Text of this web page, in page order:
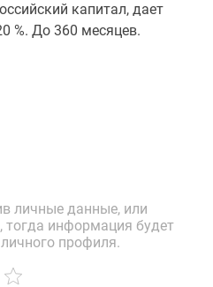
капитал, дает
%. До 360 месяцев.
личные данные, или
, тогда информация будет
профиля.